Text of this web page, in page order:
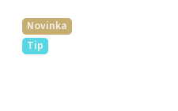
Novinka
Tip